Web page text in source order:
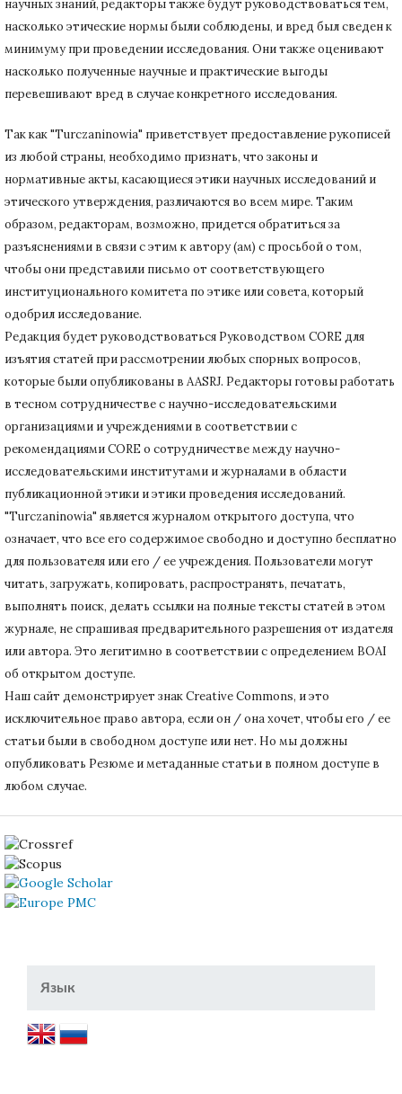
научных знаний, редакторы также будут руководствоваться тем,
насколько этические нормы были соблюдены, и вред был сведен к
минимуму при проведении исследования. Они также оценивают
насколько полученные научные и практические выгоды
перевешивают вред в случае конкретного исследования.
Так как "Turczaninowia" приветствует предоставление рукописей
из любой страны, необходимо признать, что законы и
нормативные акты, касающиеся этики научных исследований и
этического утверждения, различаются во всем мире. Таким
образом, редакторам, возможно, придется обратиться за
разъяснениями в связи с этим к автору (ам) с просьбой о том,
чтобы они представили письмо от соответствующего
институционального комитета по этике или совета, который
одобрил исследование.
Редакция будет руководствоваться Руководством CORE для
изъятия статей при рассмотрении любых спорных вопросов,
которые были опубликованы в AASRJ. Редакторы готовыработать
в тесном сотрудничестве с научно-исследовательскими
организациями и учреждениями в соответствии с
рекомендациями CORE о сотрудничестве между научно-
исследовательскими институтами и журналами в области
публикационной этики и этики проведения исследований.
"Turczaninowia" является журналом открытого доступа, что
означает, что все его содержимое свободно и доступно бесплатно
для пользователя или его / ее учреждения. Пользователи могут
читать, загружать, копировать, распространять, печатать,
выполнять поиск, делать ссылки на полные тексты статей в этом
журнале, не спрашивая предварительного разрешения от издателя
или автора. Это легитимно в соответствии с определением BOAI
об открытом доступе.
Наш сайт демонстрирует знак Creative Commons, и это
исключительное право автора, если он / она хочет, чтобы его / ее
статьи были в свободном доступе или нет. Но мы должны
опубликовать Резюме и метаданные статьи в полном доступе в
любом случае.
Язык